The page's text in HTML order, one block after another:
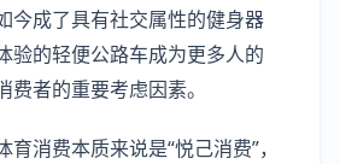
今成了具有社交属性的健身器
验的轻便公路车成为更多人的
费者的重要考虑因素。
消费本质来说是“悦己消费”，